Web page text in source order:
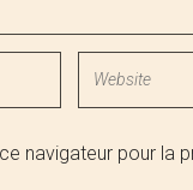
navigateur pour la